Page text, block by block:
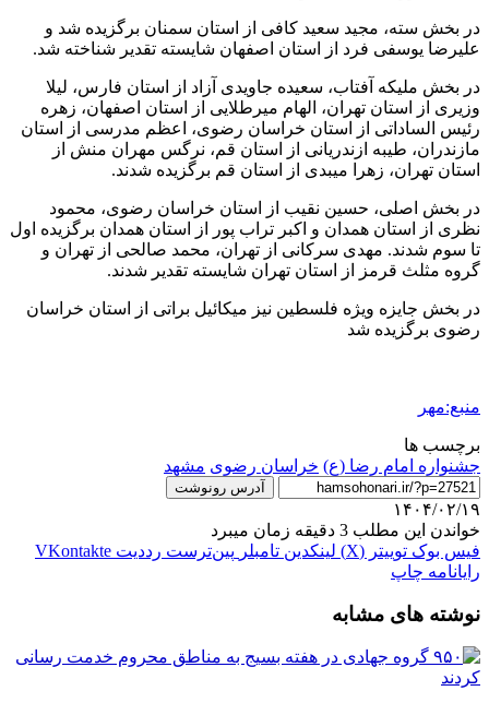
در بخش سته، مجید سعید کافی از استان سمنان برگزیده شد و
علیرضا یوسفی فرد از استان اصفهان شایسته تقدیر شناخته شد.
در بخش ملیکه آفتاب، سعیده جاویدی آزاد از استان فارس، لیلا
وزیری از استان تهران، الهام میرطلایی از استان اصفهان، زهره
رئیس الساداتی از استان خراسان رضوی، اعظم مدرسی از استان
مازندران، طیبه ازندریانی از استان قم، نرگس مهران منش از
استان تهران، زهرا میبدی از استان قم برگزیده شدند.
در بخش اصلی، حسین نقیب از استان خراسان رضوی، محمود
نظری از استان همدان و اکبر تراب پور از استان همدان برگزیده اول
تا سوم شدند. مهدی سرکانی از تهران، محمد صالحی از تهران و
گروه مثلث قرمز از استان تهران شایسته تقدیر شدند.
در بخش جایزه ویژه فلسطین نیز میکائیل براتی از استان خراسان
رضوی برگزیده شد
منبع:مهر
برچسب ها
جشنواره امام رضا (ع) خراسان رضوی مشهد
آدرس رونوشت
۱۴۰۴/۰۲/۱۹
خواندن این مطلب 3 دقیقه زمان میبرد
فیس بوک توییتر (X) لینکدین ‫تامبلر ‫پین‌ترست ‫رددیت ‫VKontakte
رایانامه چاپ
نوشته های مشابه